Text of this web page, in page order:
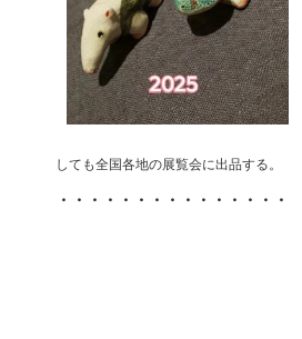
しても全国各地の展覧会に出品する。
・・・・・・・・・・・・・・・